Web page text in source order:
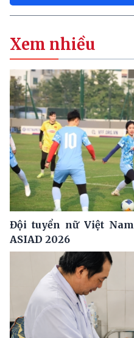
Xem nhiều
Đội tuyển nữ Việt
ASIAD 2026